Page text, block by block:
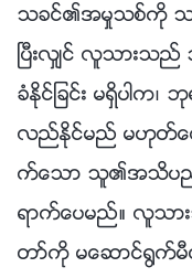
သခင္၏အမႈသစ္ကို သေ
ၿပီးလွ်င္ လူသားသည္
ခံႏိုင္ျခင္း မရွိပါက
လည္ႏိုင္မည္ မဟုတ္ေပ
က္ေသာ သူ၏အသိပ
ရာက္ေပမည္။ လူသ
တာ္ကို မေဆာင္႐ြက္